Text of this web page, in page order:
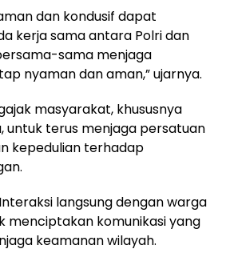
dan kondusif dapat
kerja sama antara Polri dan
sama menjaga
nyaman dan aman,” ujarnya.
masyarakat, khususnya
untuk terus menjaga persatuan
kepedulian terhadap
langsung dengan warga
menciptakan komunikasi yang
keamanan wilayah.